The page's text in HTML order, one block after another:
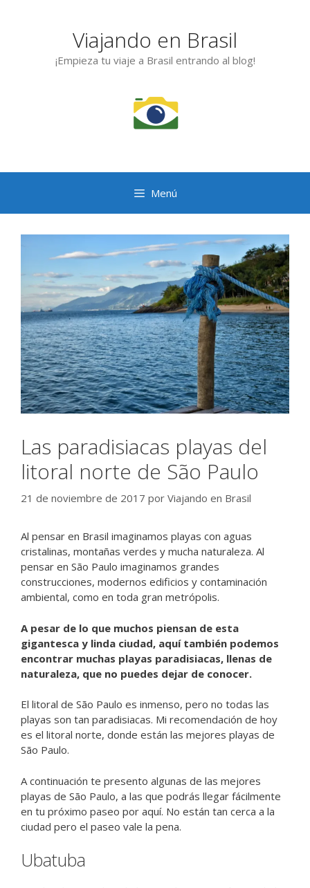
Viajando en Brasil
¡Empieza tu viaje a Brasil entrando al blog!
Menú
Las paradisiacas playas del
litoral norte de São Paulo
21 de noviembre de 2017 por Viajando en Brasil
Al pensar en Brasil imaginamos playas con aguas
cristalinas, montañas verdes y mucha naturaleza. Al
pensar en São Paulo imaginamos grandes
construcciones, modernos edificios y contaminación
ambiental, como en toda gran metrópolis.
A pesar de lo que muchos piensan de esta
gigantesca y linda ciudad, aquí también podemos
encontrar muchas playas paradisiacas, llenas de
naturaleza, que no puedes dejar de conocer.
El litoral de São Paulo es inmenso, pero no todas las
playas son tan paradisiacas. Mi recomendación de hoy
es el litoral norte, donde están las mejores playas de
São Paulo.
A continuación te presento algunas de las mejores
playas de São Paulo, a las que podrás llegar fácilmente
en tu próximo paseo por aquí. No están tan cerca a la
ciudad pero el paseo vale la pena.
Ubatuba